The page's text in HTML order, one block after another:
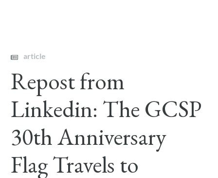
article
Repost from
Linkedin: The GCSP
30th Anniversary
Flag Travels to